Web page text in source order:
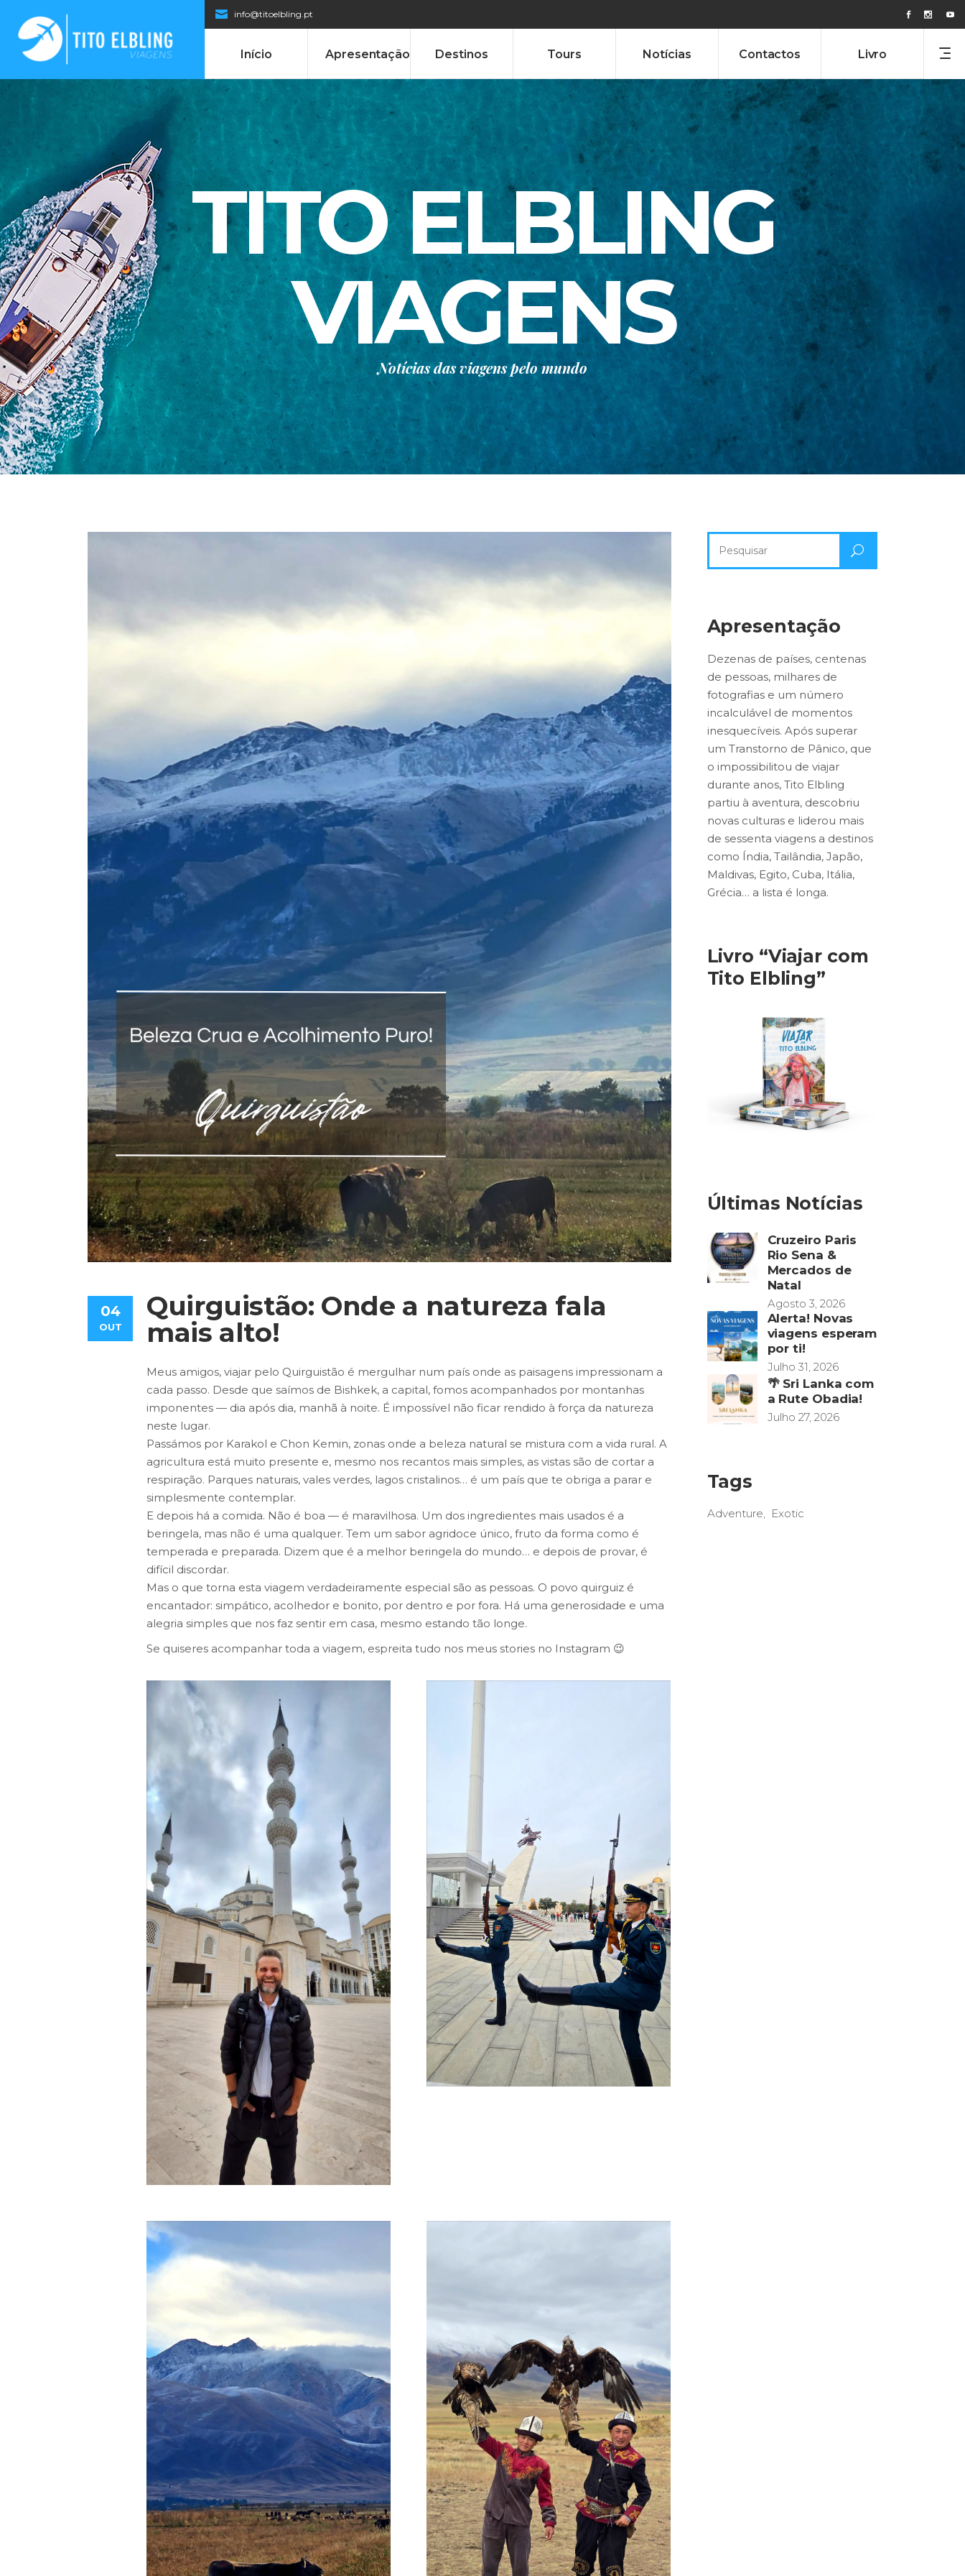
info@titoelbling.pt
Início Apresentação Destinos Tours Notícias Contactos Livro
TITO ELBLING
VIAGENS
Notícias das viagens pelo mundo
04
OUT
Quirguistão: Onde a natureza fala
mais alto!
Meus amigos, viajar pelo Quirguistão é mergulhar num país onde as paisagens impressionam a
cada passo. Desde que saímos de Bishkek, a capital, fomos acompanhados por montanhas
imponentes — dia após dia, manhã à noite. É impossível não ficar rendido à força da natureza
neste lugar.
Passámos por Karakol e Chon Kemin, zonas onde a beleza natural se mistura com a vida rural. A
agricultura está muito presente e, mesmo nos recantos mais simples, as vistas são de cortar a
respiração. Parques naturais, vales verdes, lagos cristalinos… é um país que te obriga a parar e
simplesmente contemplar.
E depois há a comida. Não é boa — é maravilhosa. Um dos ingredientes mais usados é a
beringela, mas não é uma qualquer. Tem um sabor agridoce único, fruto da forma como é
temperada e preparada. Dizem que é a melhor beringela do mundo… e depois de provar, é
difícil discordar.
Mas o que torna esta viagem verdadeiramente especial são as pessoas. O povo quirguiz é
encantador: simpático, acolhedor e bonito, por dentro e por fora. Há uma generosidade e uma
alegria simples que nos faz sentir em casa, mesmo estando tão longe.
Se quiseres acompanhar toda a viagem, espreita tudo nos meus stories no Instagram 😉
por:
Apresentação
Dezenas de países, centenas
de pessoas, milhares de
fotografias e um número
incalculável de momentos
inesquecíveis. Após superar
um Transtorno de Pânico, que
o impossibilitou de viajar
durante anos, Tito Elbling
partiu à aventura, descobriu
novas culturas e liderou mais
de sessenta viagens a destinos
como Índia, Tailândia, Japão,
Maldivas, Egito, Cuba, Itália,
Grécia… a lista é longa.
Livro “Viajar com
Tito Elbling”
Últimas Notícias
Cruzeiro Paris
Rio Sena &
Mercados de
Natal
Agosto 3, 2026
Alerta! Novas
viagens esperam
por ti!
Julho 31, 2026
🌴 Sri Lanka com
a Rute Obadia!
Julho 27, 2026
Tags
Adventure Exotic